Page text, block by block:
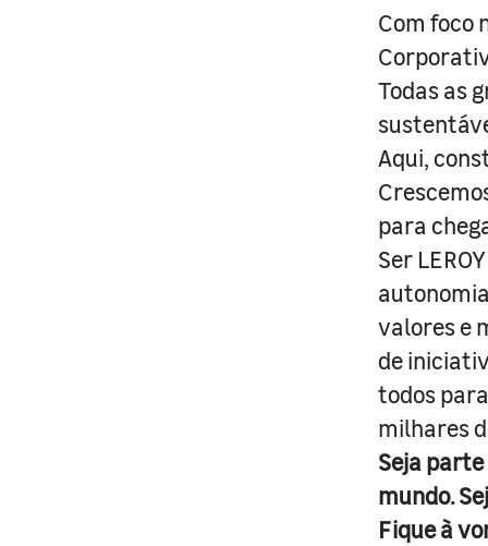
Com foco
Todas as
Aqui,
para
Ser
valores e
de
todos
milhares
Seja
mundo.
Fique à